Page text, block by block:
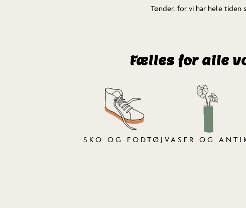
Tønder, for vi har hele tiden
Fælles for alle
SKO OG FODTØJ VASER OG